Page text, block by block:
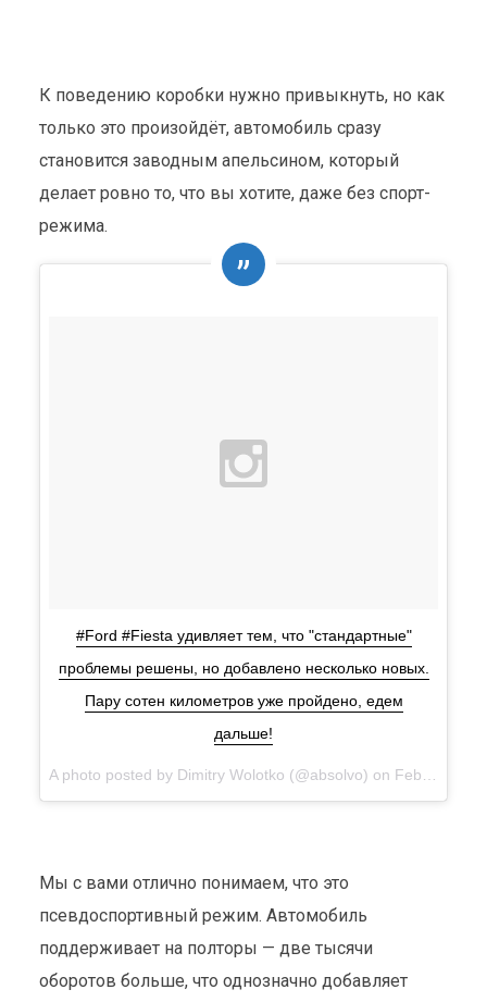
К поведению коробки нужно привыкнуть, но как
только это произойдёт, автомобиль сразу
становится заводным апельсином, который
делает ровно то, что вы хотите, даже без спорт-
режима.
#Ford #Fiesta удивляет тем, что "стандартные"
проблемы решены, но добавлено несколько новых.
Пару сотен километров уже пройдено, едем
дальше!
A photo posted by Dimitry Wolotko (@absolvo) on Feb 22, 2016 at 2:50am PST
Мы с вами отлично понимаем, что это
псевдоспортивный режим. Автомобиль
поддерживает на полторы — две тысячи
оборотов больше, что однозначно добавляет